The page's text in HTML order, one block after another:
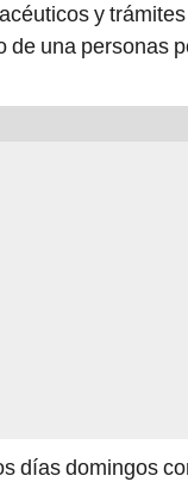
y
de una personas
días domingos